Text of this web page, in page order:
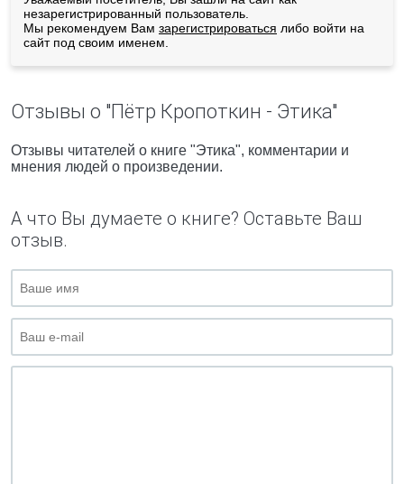
незарегистрированный пользователь.
Мы рекомендуем Вам зарегистрироваться либо войти на
сайт под своим именем.
Отзывы о "Пётр Кропоткин - Этика"
Отзывы читателей о книге "Этика", комментарии и
мнения людей о произведении.
А что Вы думаете о книге? Оставьте Ваш
отзыв.